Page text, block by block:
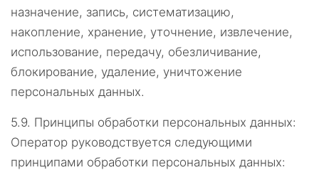
назначение, запись, систематизацию,
накопление, хранение, уточнение, извлечение,
использование, передачу, обезличивание,
блокирование, удаление, уничтожение
персональных данных.
5.9. Принципы обработки персональных данных:
Оператор руководствуется следующими
принципами обработки персональных данных: